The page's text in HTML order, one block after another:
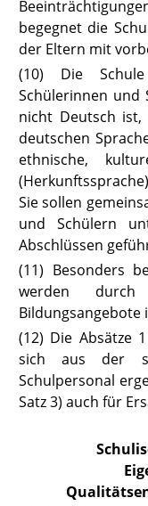
begegnet die
der Eltern mit
(10) Die
Schülerinnen und
nicht Deutsch
deutschen
ethnische,
Sie sollen
und Schülern
Abschlüssen
(11) Besonders
werden durch
Bildungsangebote
(12) Die Absätze
sich aus der
Schulpersonal
Satz 3) auch für